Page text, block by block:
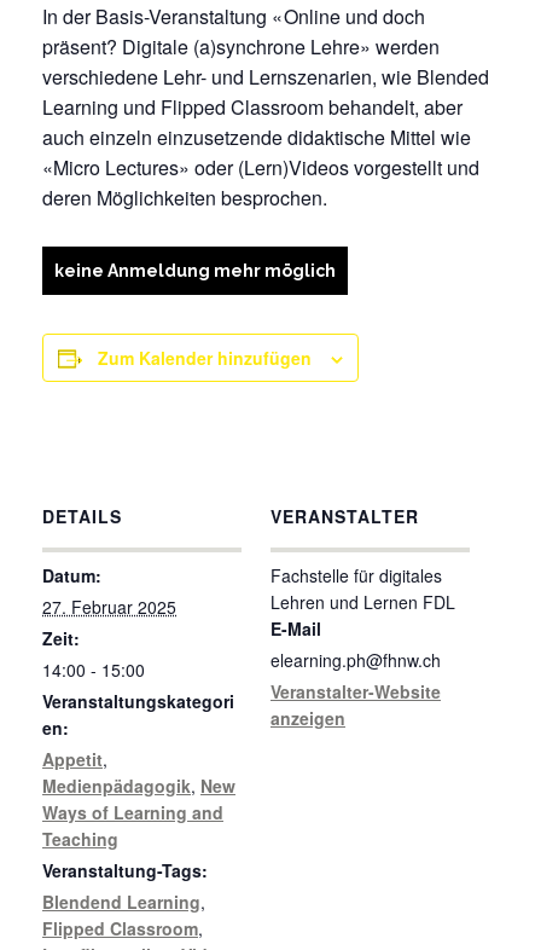
In der Basis-Veranstaltung «Online und doch
präsent? Digitale (a)synchrone Lehre» werden
verschiedene Lehr- und Lernszenarien, wie Blended
Learning und Flipped Classroom behandelt, aber
auch einzeln einzusetzende didaktische Mittel wie
«Micro Lectures» oder (Lern)Videos vorgestellt und
deren Möglichkeiten besprochen.
keine Anmeldung mehr möglich
Zum Kalender hinzufügen
DETAILS
Datum:
27. Februar 2025
Zeit:
14:00 - 15:00
Veranstaltungskategori
en:
Appetit,
Medienpädagogik, New
Ways of Learning and
Teaching
Veranstaltung-Tags:
Blendend Learning,
Flipped Classroom,
VERANSTALTER
Fachstelle für digitales
Lehren und Lernen FDL
E-Mail
elearning.ph@fhnw.ch
Veranstalter-Website
anzeigen